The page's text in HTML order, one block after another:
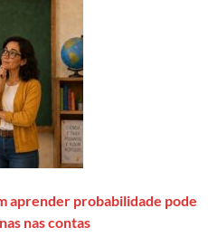
aprender probabilidade pode
nas contas